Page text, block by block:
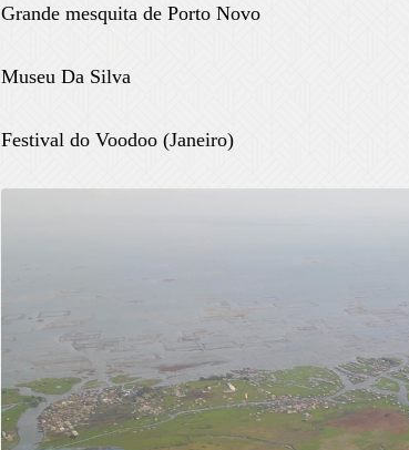
Grande mesquita de Porto Novo
Museu Da Silva
Festival do Voodoo (Janeiro)